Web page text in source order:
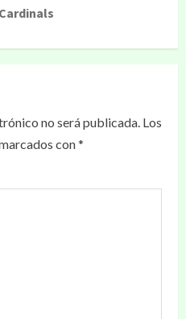
no será publicada. Los
con*